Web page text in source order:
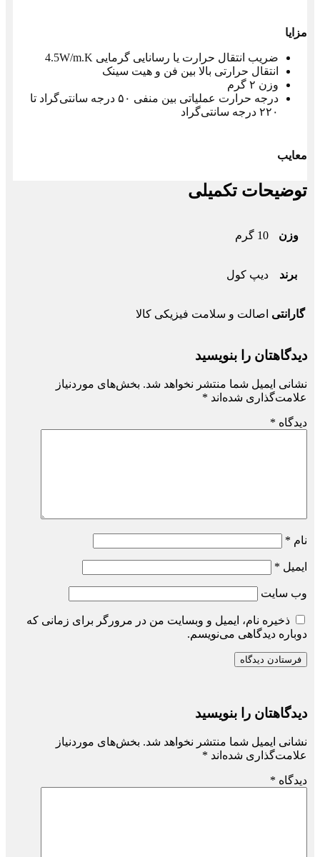
مزایا
ضریب انتقال حرارت یا رسانایی گرمایی 4.5W/m.K
انتقال حرارتی بالا بین فن و هیت سینک
وزن ۲ گرم
درجه حرارت عملیاتی بین منفی ۵۰ درجه سانتی‌گراد تا
۲۲۰ درجه سانتی‌گراد
معایب
توضیحات تکمیلی
وزن 10 گرم
برند دیپ کول
گارانتی اصالت و سلامت فیزیکی کالا
دیدگاهتان را بنویسید
نشانی ایمیل شما منتشر نخواهد شد. بخش‌های موردنیاز
علامت‌گذاری شده‌اند *
دیدگاه *
نام *
ایمیل *
وب‌ سایت
ذخیره نام، ایمیل و وبسایت من در مرورگر برای زمانی که
دوباره دیدگاهی می‌نویسم.
دیدگاهتان را بنویسید
نشانی ایمیل شما منتشر نخواهد شد. بخش‌های موردنیاز
علامت‌گذاری شده‌اند *
دیدگاه *